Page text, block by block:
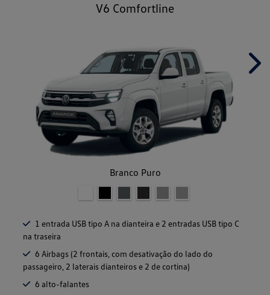
V6 Comfortline
Branco Puro
1 entrada USB tipo A na dianteira e 2 entradas USB tipo C
na traseira
6 Airbags (2 frontais, com desativação do lado do
passageiro, 2 laterais dianteiros e 2 de cortina)
6 alto-falantes